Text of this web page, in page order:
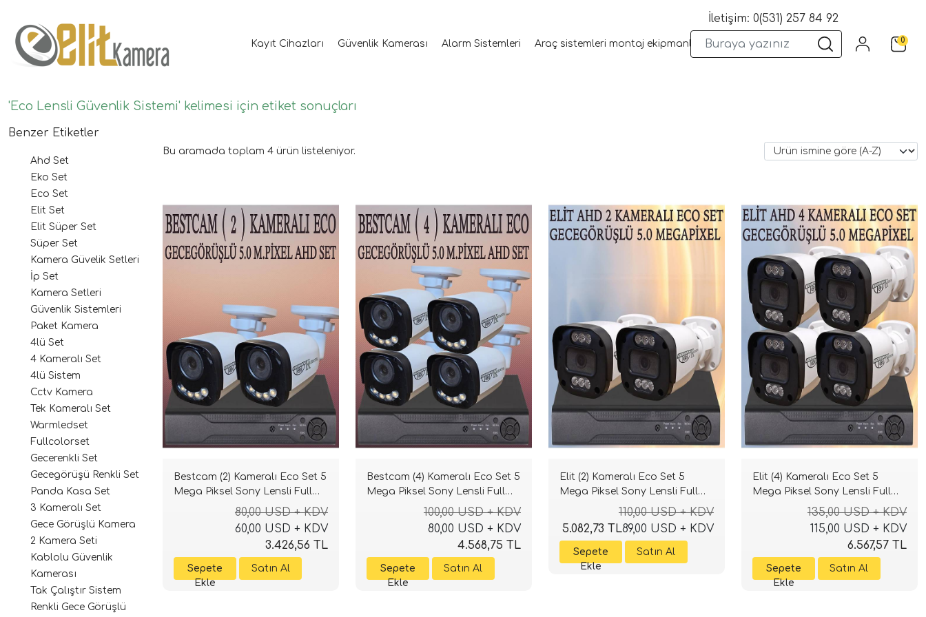
Kayıt Cihazları Güvenlik Kamerası Alarm Sistemleri Araç sistemleri montaj ekipmanları Wifi Kameralar Yangın Sistemleri
İletişim: 0(531) 257 84 92
0
'Eco Lensli Güvenlik Sistemi' kelimesi için etiket sonuçları
Benzer Etiketler
Ahd Set
Eko Set
Eco Set
Elit Set
Elit Süper Set
Süper Set
Kamera Güvelik Setleri
İp Set
Kamera Setleri
Güvenlik Sistemleri
Paket Kamera
4lü Set
4 Kameralı Set
4lü Sistem
Cctv Kamera
Tek Kameralı Set
Warmledset
Fullcolorset
Gecerenkli Set
Gecegörüşü Renkli Set
Panda Kasa Set
3 Kameralı Set
Gece Görüşlü Kamera
2 Kamera Seti
Kablolu Güvenlik
Kamerası
Tak Çalıştır Sistem
Renkli Gece Görüşlü
Bu aramada toplam 4 ürün listeleniyor.
Bestcam (2) Kameralı Eco Set 5
Mega Piksel Sony Lensli Full
HD Gece Görüşlü Güvenlik
Kamerası Sistemi
80,00 USD + KDV
60,00 USD + KDV
3.426,56 TL
Bestcam (4) Kameralı Eco Set 5
Mega Piksel Sony Lensli Full
HD Gece Görüşlü Güvenlik
Kamerası Sistemi
100,00 USD + KDV
80,00 USD + KDV
4.568,75 TL
Elit (2) Kameralı Eco Set 5
Mega Piksel Sony Lensli Full
HD Gece Görüşlü Güvenlik
Kamerası Sistemi
110,00 USD + KDV
89,00 USD + KDV
5.082,73 TL
Elit (4) Kameralı Eco Set 5
Mega Piksel Sony Lensli Full
HD Gece Görüşlü Güvenlik
Kamerası Sistemi
135,00 USD + KDV
115,00 USD + KDV
6.567,57 TL